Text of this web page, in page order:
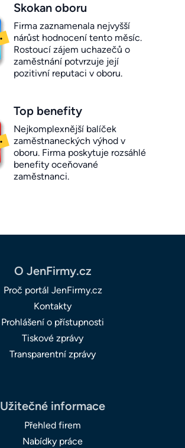
Skokan oboru
Firma zaznamenala nejvyšší
nárůst hodnocení tento měsíc.
Rostoucí zájem uchazečů o
zaměstnání potvrzuje její
pozitivní reputaci v oboru.
Top benefity
Nejkomplexnější balíček
zaměstnaneckých výhod v
oboru. Firma poskytuje rozsáhlé
benefity oceňované
zaměstnanci.
O JenFirmy.cz
Proč portál JenFirmy.cz
Kontakty
Prohlášení o přístupnosti
Tiskové zprávy
Transparentní zprávy
Užitečné informace
Přehled firem
Nabídky práce